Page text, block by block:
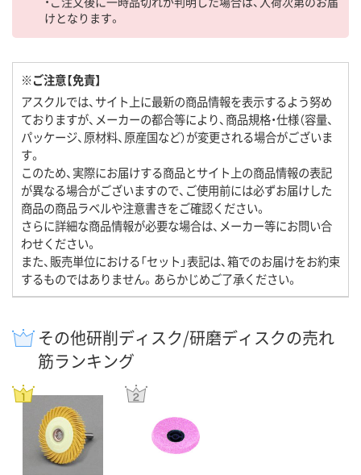
けとなります。
※ご注意【免責】
アスクルでは、サイト上に最新の商品情報を表示するよう努め
ておりますが、メーカーの都合等により、商品規格・仕様（容量、
パッケージ、原材料、原産国など）が変更される場合がございま
す。
このため、実際にお届けする商品とサイト上の商品情報の表記
が異なる場合がございますので、ご使用前には必ずお届けした
商品の商品ラベルや注意書きをご確認ください。
さらに詳細な商品情報が必要な場合は、メーカー等にお問い合
わせください。
また、販売単位における「セット」表記は、箱でのお届けをお約束
するものではありません。あらかじめご了承ください。
その他研削ディスク/研磨ディスクの売れ
筋ランキング